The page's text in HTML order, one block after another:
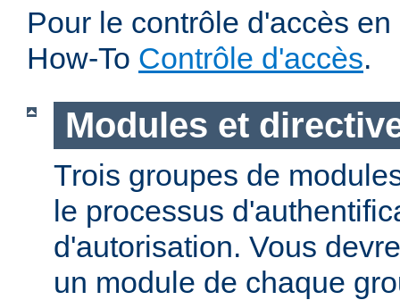
Pour le contrôle d'accès
How-To Contrôle d'accès.
Modules et
Trois groupes de
le processus
d'autorisation. Vous
un module de chaque